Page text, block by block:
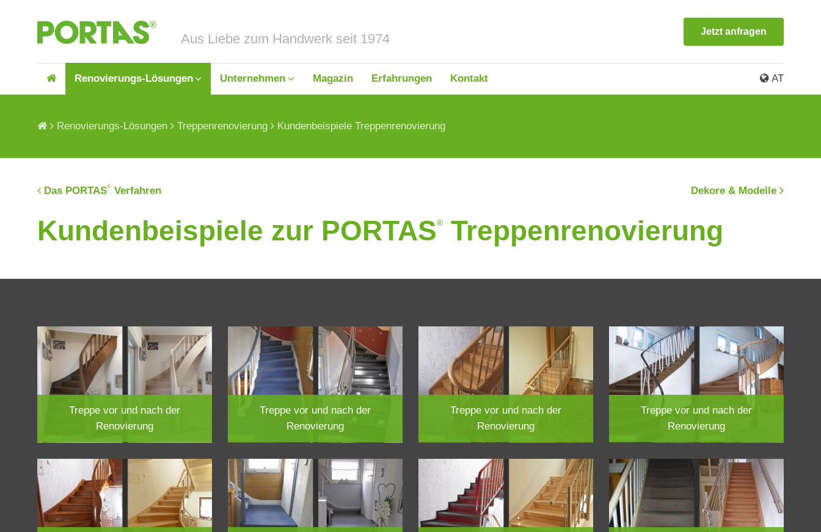
Jetzt anfragen
Renovierungs-Lösungen Unternehmen Magazin Erfahrungen Kontakt AT
Gleittüren
Renovierungs-Lösungen Treppenrenovierung Kundenbeispiele Treppenrenovierung
Das PORTAS® Verfahren Dekore & Modelle
Kundenbeispiele zur PORTAS® Treppenrenovierung
Treppe vor und nach der
Renovierung
Treppe vor und nach der
Renovierung
Treppe vor und nach der
Renovierung
Treppe vor und nach der
Renovierung